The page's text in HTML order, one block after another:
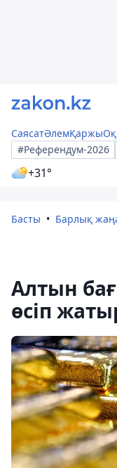
СаясатӘлемҚаржы
#Референдум-2026
+31°
Басты Барлық
Алтын
өсіп